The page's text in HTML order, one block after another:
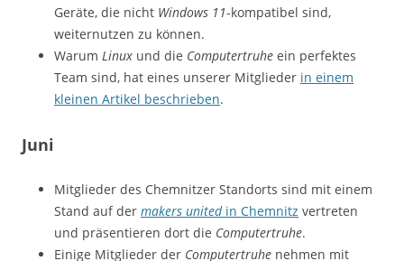
Geräte, die nicht Windows 11-kompatibel sind,
weiternutzen zu können.
Warum Linux und die Computertruhe ein perfektes
Team sind, hat eines unserer Mitglieder in einem
kleinen Artikel beschrieben.
Juni
Mitglieder des Chemnitzer Standorts sind mit einem
Stand auf der makers unitedin Chemnitz vertreten
und präsentieren dort die Computertruhe.
Einige Mitglieder der Computertruhe nehmen mit